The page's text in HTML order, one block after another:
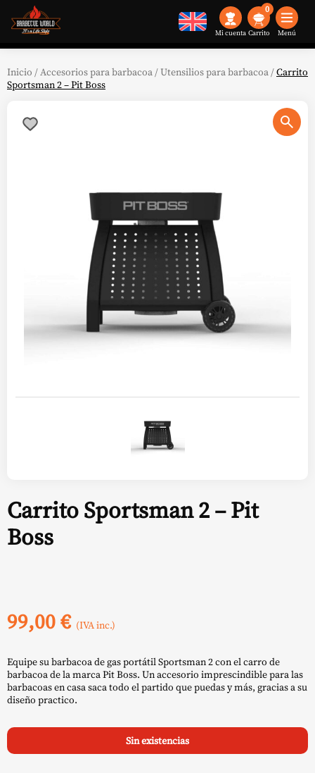
Mi cuenta
0
Menú
Inicio /Accesorios para barbacoa / Utensilios para barbacoa /Carrito
Sportsman 2 – Pit Boss
Carrito Sportsman 2 – Pit
Boss
99,00€ (IVA inc.)
Equipe su barbacoa de gas portátil Sportsman 2 con el carro de
barbacoa de la marca Pit Boss. Un accesorio imprescindible para las
barbacoas en casa saca todo el partido que puedas y más, gracias a su
diseño practico.
Sin existencias